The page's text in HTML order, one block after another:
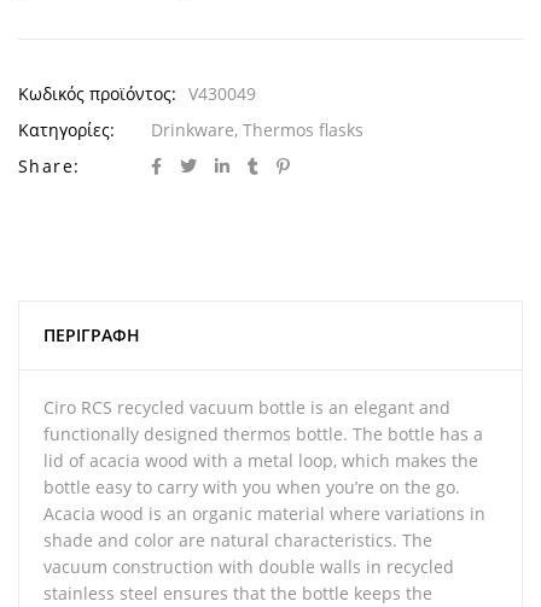
Κωδικός προϊόντος: V430049
Κατηγορίες:
Drinkware, Thermos flasks
Share:
ΠΕΡΙΓΡΑΦΉ
Ciro RCS recycled vacuum bottle is an elegant and
functionally designed thermos bottle. The bottle has a
lid of acacia wood with a metal loop, which makes the
bottle easy to carry with you when you’re on the go.
Acacia wood is an organic material where variations in
shade and color are natural characteristics. The
vacuum construction with double walls in recycled
stainless steel ensures that the bottle keeps the